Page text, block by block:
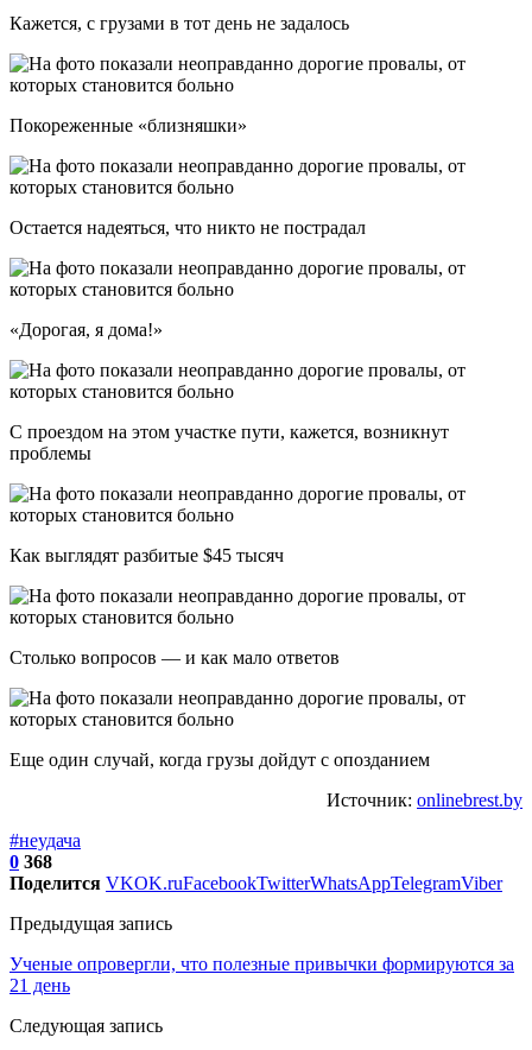
Кажется, с грузами в тот день не задалось
Покореженные «близняшки»
Остается надеяться, что никто не пострадал
«Дорогая, я дома!»
С проездом на этом участке пути, кажется, возникнут
проблемы
Как выглядят разбитые $45 тысяч
Столько вопросов — и как мало ответов
Еще один случай, когда грузы дойдут с опозданием
Источник: onlinebrest.by
#неудача
0 368
Поделится VKOK.ruFacebookTwitterWhatsAppTelegramViber
Предыдущая запись
Ученые опровергли, что полезные привычки формируются за
21 день
Следующая запись